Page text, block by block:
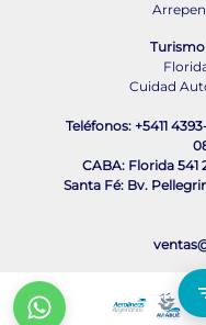
Turismo
Cuidad
Teléfonos: +5411
CABA: Florida 541
Santa Fé: Bv.